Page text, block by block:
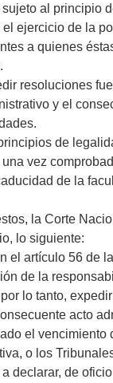
al principio
ejercicio de la
a quienes
resoluciones
y el
de
vez
de la
la Corte
lo siguiente:
el artículo 56 de
de la
lo tanto,
acto
el vencimiento
o los
declarar, de